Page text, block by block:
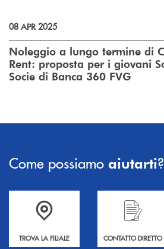
08 APR 2025
Noleggio a lungo termine di
Rent: proposta per i giovani
Socie di Banca 360 FVG
Come possiamo aiutarti?
Accedi all' elenco completo delle filiali .
TROVA LA FILIALE
Hai bisogno di
CONTATTO DIRETTO